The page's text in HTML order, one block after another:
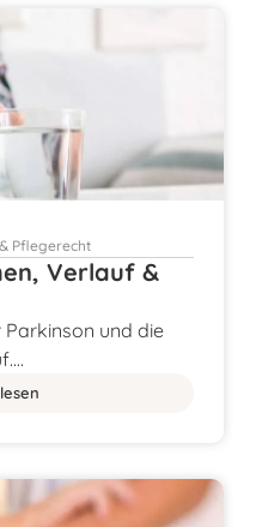
Pflegerecht
Verlauf &
und die